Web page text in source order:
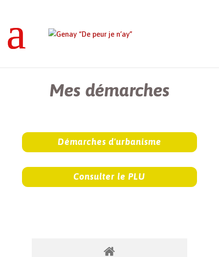
Mes démarches
Démarches d'urbanisme
Consulter le PLU